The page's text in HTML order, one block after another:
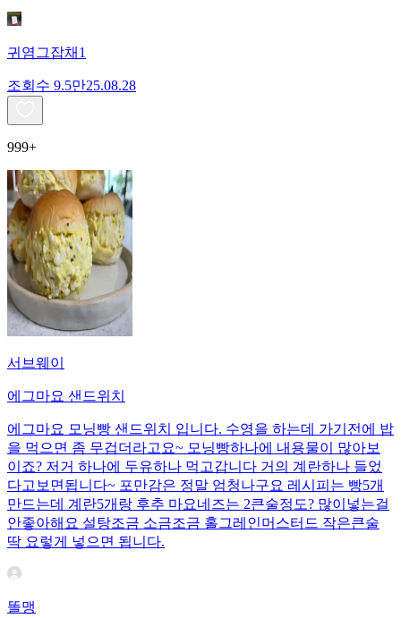
귀염그잡채1
조회수 9.5만25.08.28
999+
서브웨이
에그마요 샌드위치
에그마요 모닝빵 샌드위치 입니다. 수영을 하는데 가기전에 밥
을 먹으면 좀 무겁더라고요~ 모닝빵하나에 내용물이 많아보
이죠? 저거 하나에 두유하나 먹고갑니다 거의 계란하나 들었
다고보면됩니다~ 포만감은 정말 엄청나구요 레시피는 빵5개
만드는데 계란5개랑 후추 마요네즈는 2큰술정도? 많이넣는걸
안좋아해요 설탕조금 소금조금 홀그레인머스터드 작은큰술
딱 요렇게 넣으면 됩니다.
똘맹